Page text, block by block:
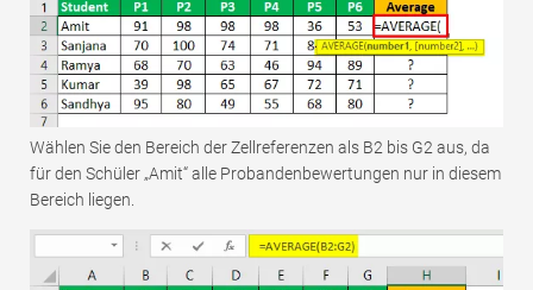
Wählen Sie den Bereich der Zellreferenzen als B2 bis G2 aus, da
für den Schüler „Amit“ alle Probandenbewertungen nur in diesem
Bereich liegen.